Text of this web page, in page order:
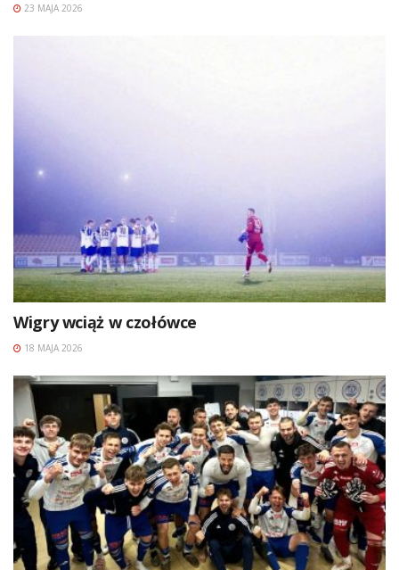
23 MAJA 2026
Wigry wciąż w czołówce
18 MAJA 2026